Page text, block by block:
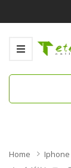
Home
Iphone